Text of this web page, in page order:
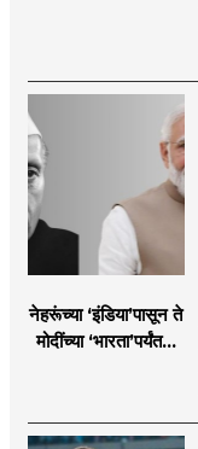
नेहरूंच्या ‘इंडिया’पासून ते
मोदींच्या ‘भारता’पर्यंतचा